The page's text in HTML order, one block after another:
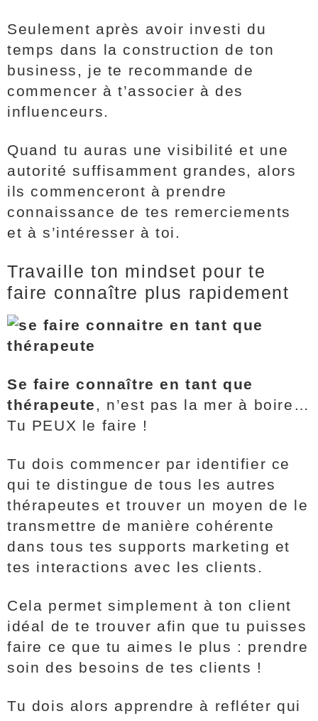
Seulement après avoir investi du
temps dans la construction de ton
business, je te recommande de
commencer à t’associer à des
influenceurs.
Quand tu auras une visibilité et une
autorité suffisamment grandes, alors
ils commenceront à prendre
connaissance de tes remerciements
et à s’intéresser à toi.
Travaille ton mindset pour te
faire connaître plus rapidement
Se faire connaître en tant que
thérapeute , n’est pas la mer à boire…
Tu PEUX le faire !
Tu dois commencer par identifier ce
qui te distingue de tous les autres
thérapeutes et trouver un moyen de le
transmettre de manière cohérente
dans tous tes supports marketing et
tes interactions avec les clients.
Cela permet simplement à ton client
idéal de te trouver afin que tu puisses
faire ce que tu aimes le plus : prendre
soin des besoins de tes clients !
Tu dois alors apprendre à refléter qui